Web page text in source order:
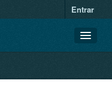
Entrar